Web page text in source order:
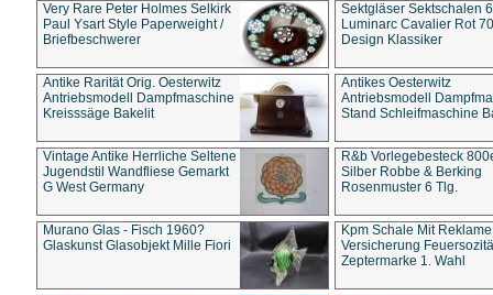
Very Rare Peter Holmes Selkirk
Paul Ysart Style Paperweight /
Briefbeschwerer
Sektgläser Sektschalen
Luminarc Cavalier Rot
Design Klassiker
Antike Rarität Orig. Oesterwitz
Antriebsmodell Dampfmaschine
Kreisssäge Bakelit
Antikes Oesterwitz
Antriebsmodell
Stand Schleifmaschine
Vintage Antike Herrliche Seltene
Jugendstil Wandfliese Gemarkt
G West Germany
R&b Vorlegebesteck
Silber Robbe & Berking
Rosenmuster 6 Tlg.
Murano Glas - Fisch 1960?
Glaskunst Glasobjekt Mille Fiori
Kpm Schale Mit Reklame
Versicherung
Zeptermarke 1. Wahl